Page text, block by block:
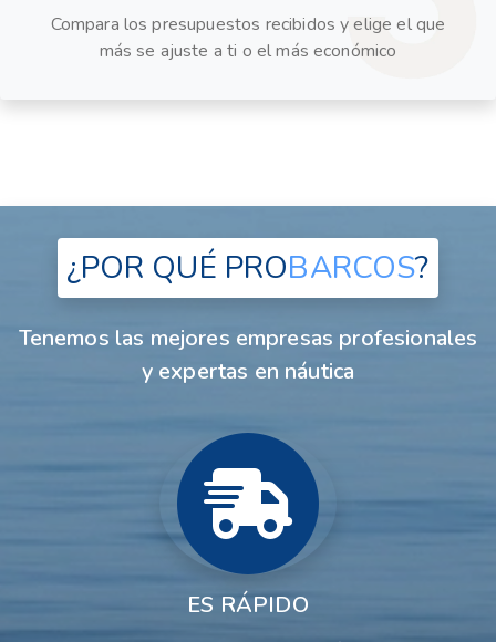
Compara los presupuestos recibidos y elige el que
más se ajuste a ti o el más económico
¿POR QUÉ PROBARCOS?
Tenemos las mejores empresas profesionales
y expertas en náutica
ES RÁPIDO